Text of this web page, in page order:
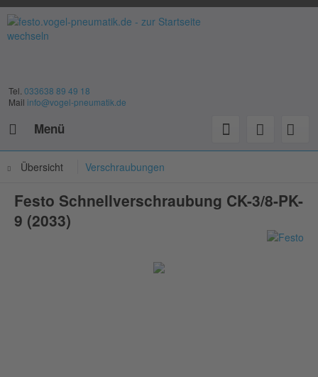
Tel. 033638 89 49 18
Mail info@vogel-pneumatik.de
Menü
Übersicht Verschraubungen
Festo Schnellverschraubung CK-3/8-PK-
9 (2033)